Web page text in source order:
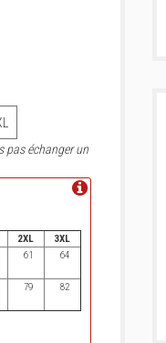
pas échanger un
2XL
3XL
61 64
79 82